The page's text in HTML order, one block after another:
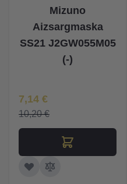
Mizuno
Aizsargmaska
SS21 J2GW055M05
(-)
Īpaša Cena
7,14 €
10,20 €